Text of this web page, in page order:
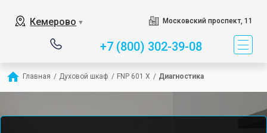
Кемерово ▼ Московский проспект, 11
+7 (800) 302-39-08
Главная / Духовой шкаф / FNP 601 X / Диагностика